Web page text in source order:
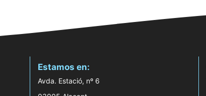
Estamos en:
Avda. Estació, nº 6